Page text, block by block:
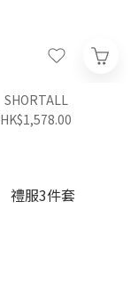
SHORTALL
HK$1,578.00